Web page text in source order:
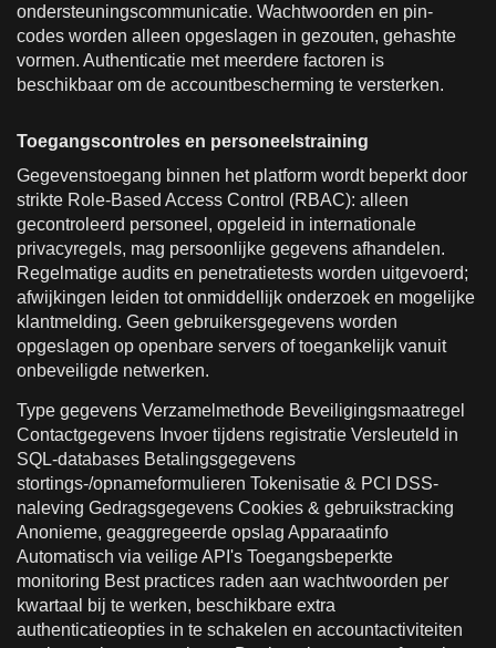
ondersteuningscommunicatie. Wachtwoorden en pin-
codes worden alleen opgeslagen in gezouten, gehashte
vormen. Authenticatie met meerdere factoren is
beschikbaar om de accountbescherming te versterken.
Toegangscontroles en personeelstraining
Gegevenstoegang binnen het platform wordt beperkt door
strikte Role-Based Access Control (RBAC): alleen
gecontroleerd personeel, opgeleid in internationale
privacyregels, mag persoonlijke gegevens afhandelen.
Regelmatige audits en penetratietests worden uitgevoerd;
afwijkingen leiden tot onmiddellijk onderzoek en mogelijke
klantmelding. Geen gebruikersgegevens worden
opgeslagen op openbare servers of toegankelijk vanuit
onbeveiligde netwerken.
Type gegevens Verzamelmethode Beveiligingsmaatregel
Contactgegevens Invoer tijdens registratie Versleuteld in
SQL-databases Betalingsgegevens
stortings-/opnameformulieren Tokenisatie & PCI DSS-
naleving Gedragsgegevens Cookies & gebruikstracking
Anonieme, geaggregeerde opslag Apparaatinfo
Automatisch via veilige API's Toegangsbeperkte
monitoring Best practices raden aan wachtwoorden per
kwartaal bij te werken, beschikbare extra
authenticatieopties in te schakelen en accountactiviteiten